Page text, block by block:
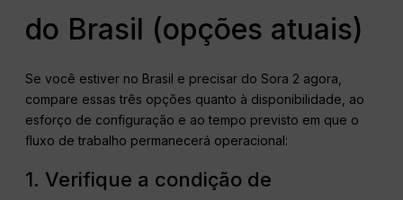
do Brasil (opções atuais)
Se você estiver no Brasil e precisar do Sora 2 agora,
compare essas três opções quanto à disponibilidade, ao
esforço de configuração e ao tempo previsto em que o
fluxo de trabalho permanecerá operacional:
1. Verifique a condição de